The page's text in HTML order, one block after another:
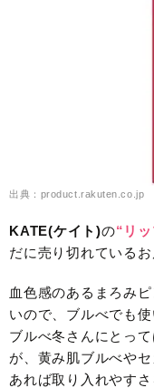
出典：product.rakuten.co.jp
KATE(ケイト)の“リ
だに売り切れている
血色感のあるまろみ
いので、ブルべでも
ブルべ冬さんにとっ
が、黄み肌ブルべや
あれば取り入れやす